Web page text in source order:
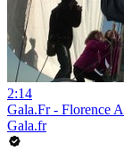
2:14
Gala.Fr - Florence
Gala.fr